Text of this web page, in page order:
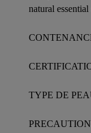
natural
TYPE DE